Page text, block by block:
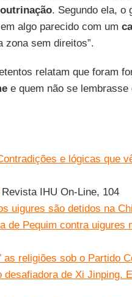
. Segundo ela, o
algo parecido com um
sem direitos”.
relatam que foram
e quem não se lembrasse
e lógicas que
IHU On-Line, 104
uigures são detidos na
de Pequim contra uigures
as religiões sob o Partido
de Xi Jinping.